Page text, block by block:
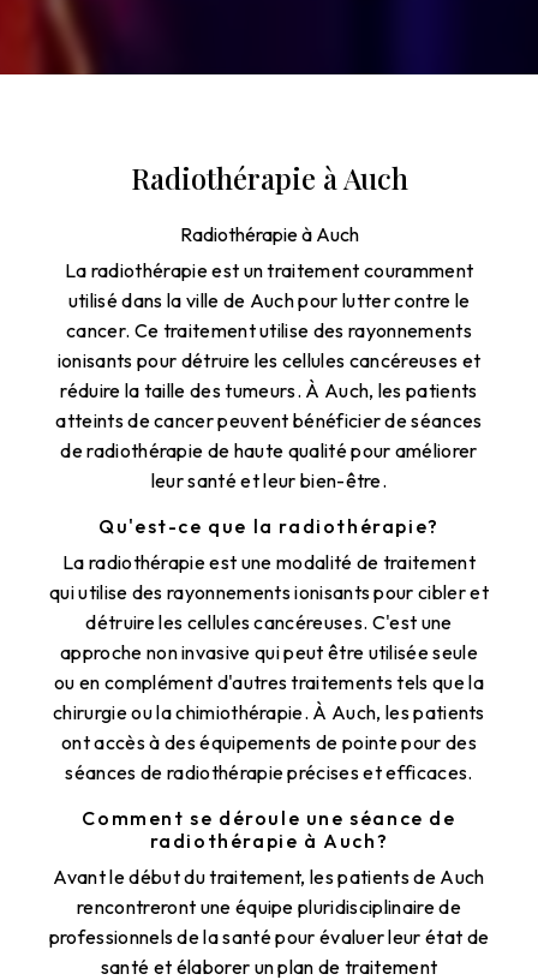
Radiothérapie à Auch
Radiothérapie à Auch
La radiothérapie est un traitement couramment
utilisé dans la ville de Auch pour lutter contre le
cancer. Ce traitement utilise des rayonnements
ionisants pour détruire les cellules cancéreuses et
réduire la taille des tumeurs. À Auch, les patients
atteints de cancer peuvent bénéficier de séances
de radiothérapie de haute qualité pour améliorer
leur santé et leur bien-être.
Qu'est-ce que la radiothérapie?
La radiothérapie est une modalité de traitement
qui utilise des rayonnements ionisants pour cibler et
détruire les cellules cancéreuses. C'est une
approche non invasive qui peut être utilisée seule
ou en complément d'autres traitements tels que la
chirurgie ou la chimiothérapie. À Auch, les patients
ont accès à des équipements de pointe pour des
séances de radiothérapie précises et efficaces.
Comment se déroule une séance de
radiothérapie à Auch?
Avant le début du traitement, les patients de Auch
rencontreront une équipe pluridisciplinaire de
professionnels de la santé pour évaluer leur état de
santé et élaborer un plan de traitement